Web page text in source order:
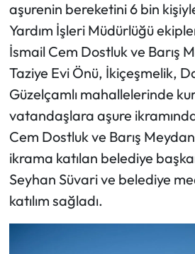
aşurenin bereketini 6 bin
Yardım İşleri Müdürlüğü
İsmail Cem Dostluk ve Barış
Taziye Evi Önü, İkiçeşmelik,
Güzelçamlı mahallelerinde
vatandaşlara aşure
Cem Dostluk ve Barış
ikrama katılan belediye
Seyhan Süvari ve belediye
katılım sağladı.